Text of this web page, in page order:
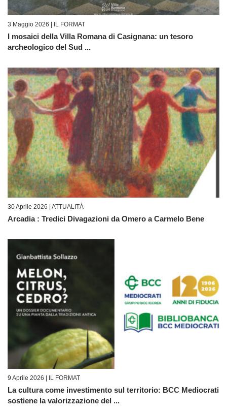
3 Maggio 2026 | IL FORMAT
I mosaici della Villa Romana di Casignana: un tesoro
archeologico del Sud ...
30 Aprile 2026 | ATTUALITÀ
Arcadia : Tredici Divagazioni da Omero a Carmelo Bene
9 Aprile 2026 | IL FORMAT
La cultura come investimento sul territorio: BCC Mediocrati
sostiene la valorizzazione del ...